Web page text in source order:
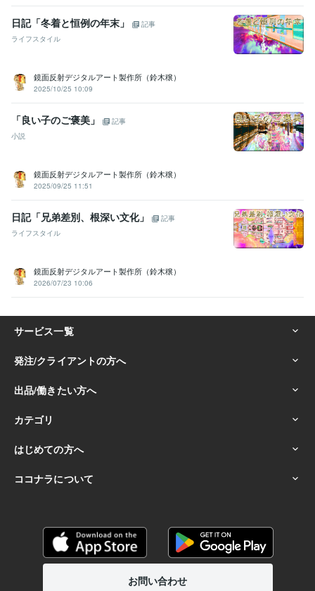
日記「冬着と恒例の年末」
記事
ライフスタイル
鏡面反射デジタルアート製作所（鈴木穣）
2025/10/25 10:09
「良い子のご褒美」
記事
小説
鏡面反射デジタルアート製作所（鈴木穣）
2025/09/25 11:51
日記「兄弟差別、根深い文化」
記事
ライフスタイル
鏡面反射デジタルアート製作所（鈴木穣）
2026/07/23 10:06